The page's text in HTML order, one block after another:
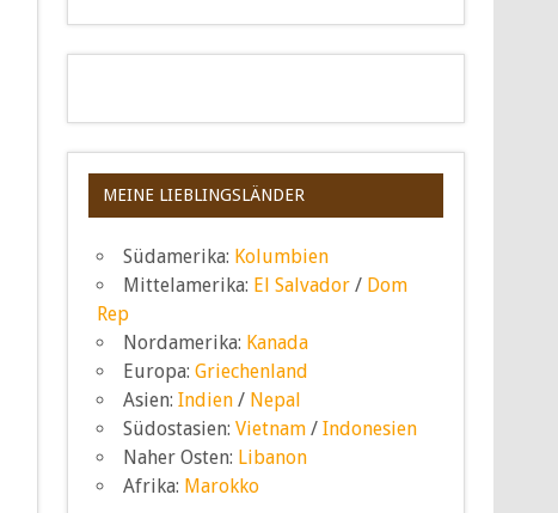
MEINE LIEBLINGSLÄNDER
Südamerika: Kolumbien
Mittelamerika: El Salvador / Dom
Rep
Nordamerika: Kanada
Europa:Griechenland
Asien:Indien / Nepal
Südostasien:Vietnam /Indonesien
Naher Osten: Libanon
Afrika: Marokko